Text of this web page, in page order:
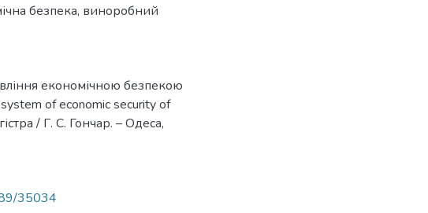
безпека, виноробний
економічною безпекою
of economic security of
/ Г. С. Гончар. – Одеса,
35034